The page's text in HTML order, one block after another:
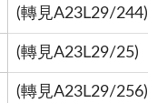
(轉見A23L29/244)
(轉見A23L29/25)
(轉見A23L29/256)